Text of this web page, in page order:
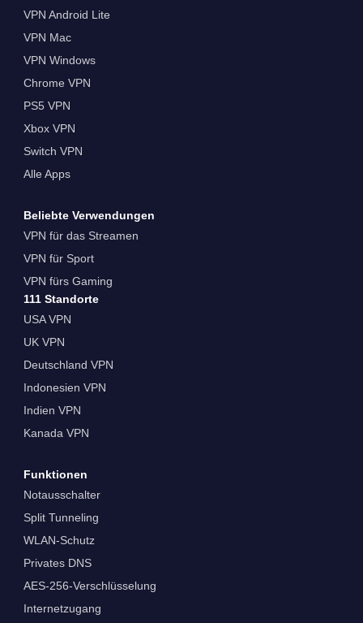
VPN Android Lite
VPN Mac
VPN Windows
Chrome VPN
PS5 VPN
Xbox VPN
Switch VPN
Alle Apps
Beliebte Verwendungen
VPN für das Streamen
VPN für Sport
VPN fürs Gaming
111 Standorte
USA VPN
UK VPN
Deutschland VPN
Indonesien VPN
Indien VPN
Kanada VPN
Funktionen
Notausschalter
Split Tunneling
WLAN-Schutz
Privates DNS
AES-256-Verschlüsselung
Internetzugang